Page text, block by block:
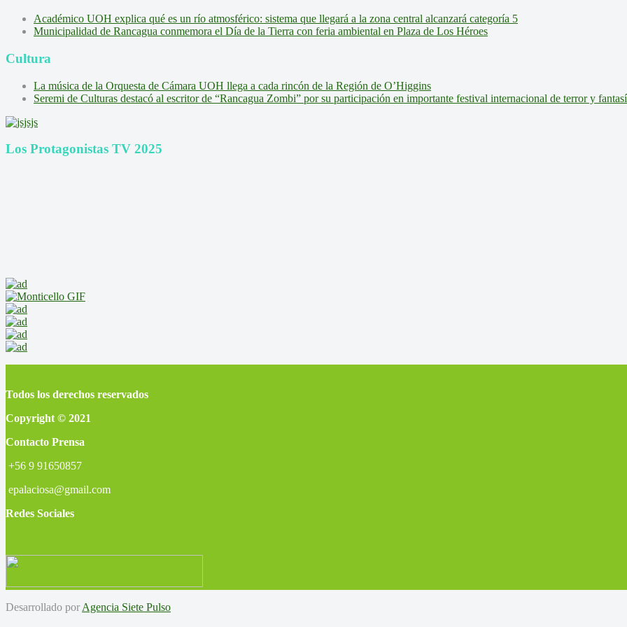
Académico UOH explica qué es un río atmosférico: sistema que llegará a la zona central alcanzará categoría 5
Municipalidad de Rancagua conmemora el Día de la Tierra con feria ambiental en Plaza de Los Héroes
Cultura
La música de la Orquesta de Cámara UOH llega a cada rincón de la Región de O’Higgins
Seremi de Culturas destacó al escritor de “Rancagua Zombi” por su participación en importante festival internacional de terror y
Los Protagonistas TV 2025
Todos los derechos reservados
Copyright © 2021
Contacto Prensa
+56 9 91650857
epalaciosa@gmail.com
Redes Sociales
Desarrollado por Agencia Siete Pulso